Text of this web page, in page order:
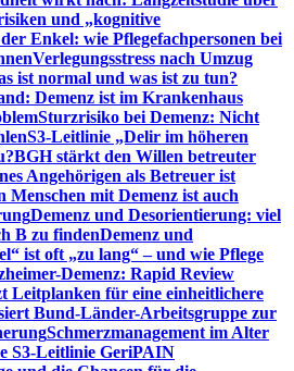
und „kognitive
Enkel: wie Pflegefachpersonen bei
Verlegungsstress nach Umzug
ist normal und was ist zu tun?
Demenz ist im Krankenhaus
Sturzrisiko bei Demenz: Nicht
S3-Leitlinie „Delir im höheren
BGH stärkt den Willen betreuter
Angehörigen als Betreuer ist
Menschen mit Demenz ist auch
Demenz und Desorientierung: viel
B zu findenDemenz und
ist oft „zu lang“ – und wie Pflege
Demenz: Rapid Review
Leitplanken für eine einheitlichere
Bund-Länder-Arbeitsgruppe zur
Schmerzmanagement im Alter
S3-Leitlinie GeriPAIN